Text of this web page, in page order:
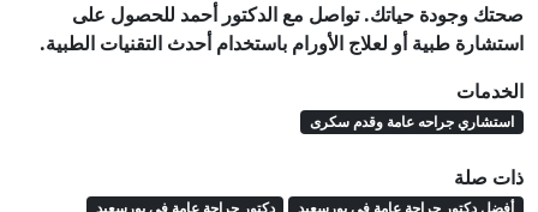
صحتك وجودة حياتك. تواصل مع الدكتور أحمد للحصول على
استشارة طبية أو لعلاج الأورام باستخدام أحدث التقنيات الطبية.
الخدمات
استشاري جراحه عامة وقدم سكرى
ذات صلة